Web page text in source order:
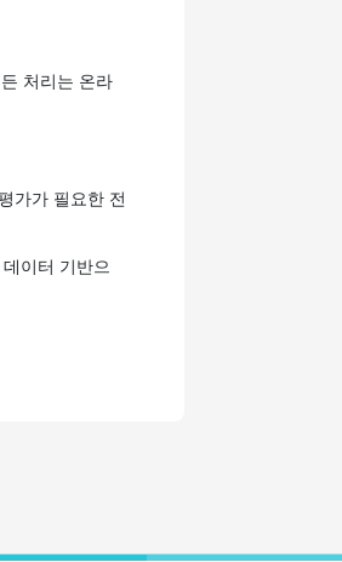
처리는 온라
가가 필요한 전
이터 기반으